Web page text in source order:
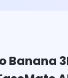
Banana